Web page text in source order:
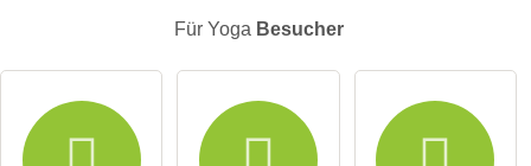
E-Mail-Adresse (wird nicht veröffentlicht)
Für Yoga Besucher